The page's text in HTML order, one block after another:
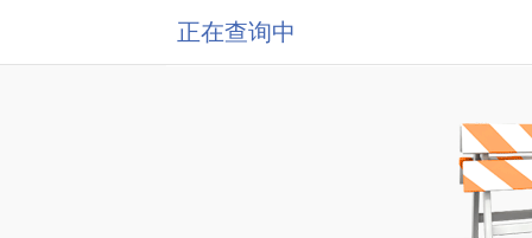
正在查询中